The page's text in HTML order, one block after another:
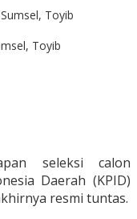
Toyib
seleksi calon
Daerah (KPID)
resmi tuntas.